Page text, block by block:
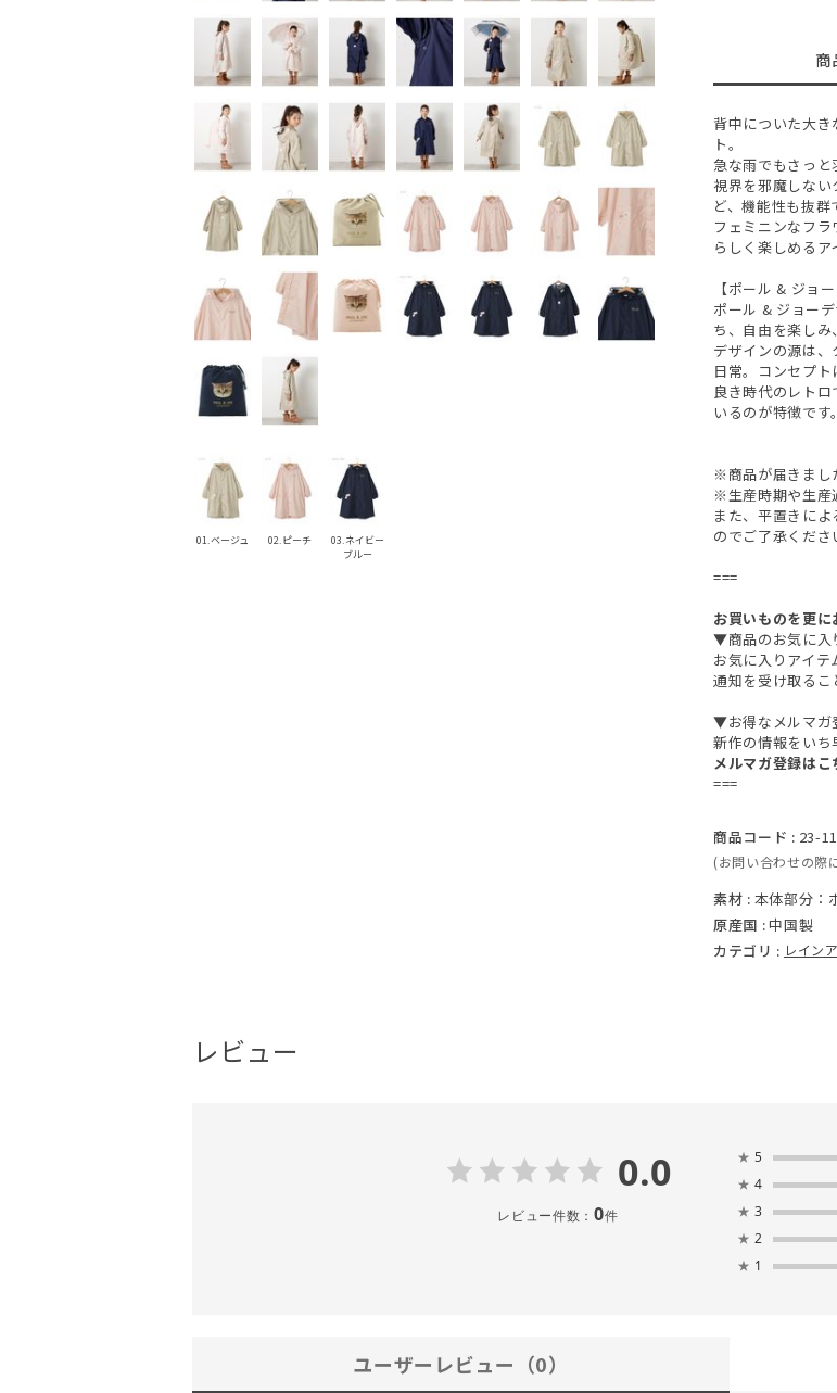
01.ベージュ 02.ピーチ
03.ネイビー
ブルー
商
背中についた大
ト。
急な雨でもさっと
視界を邪魔しな
ど、機能性も抜群
フェミニンなフ
らしく楽しめるア
【ポール & ジョ
ポール & ジョー
ち、自由を楽しみ
デザインの源は
日常。コンセプト
良き時代のレト
いるのが特徴です。
※商品が届きまし
※生産時期や生産
また、平置きに
のでご了承くださ
===
お買いものを更
▼商品のお気に入
お気に入りアイ
通知を受け取るこ
▼お得なメルマガ
新作の情報をいち
メルマガ登録は
===
商品コード : 23-
(お問い合わせの際
素材 : 本体部分：
原産国 :中国製
カテゴリ : レイン
レビュー
0.0
レビュー件数： 0件
★ 5
★ 4
★ 3
★ 2
★ 1
ユーザーレビュー （0）